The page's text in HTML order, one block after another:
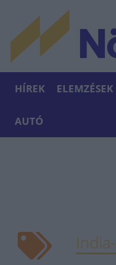
HÍREK ELEMZÉSEK
AUTÓ